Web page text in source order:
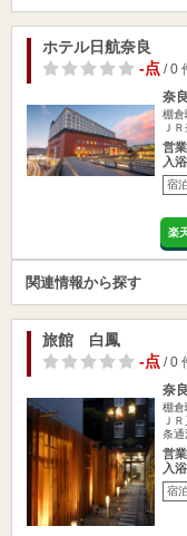
ホテル日航奈良
-点/ 0
奈
棚
Ｊ
営
入
宿
楽
関連情報から探す
旅館 白鳳
-点/ 0
奈
棚
Ｊ
条通
営
入
宿